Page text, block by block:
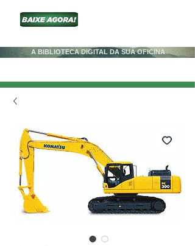
A BIBLIOTECA DIGITAL DA SUA OFICINA